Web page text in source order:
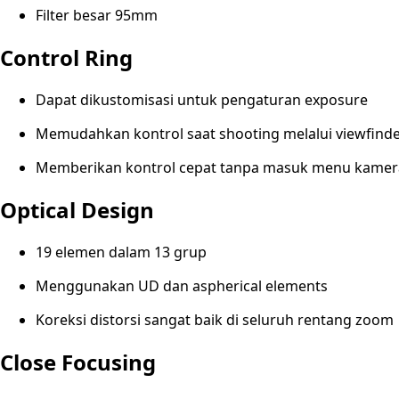
Filter besar 95mm
Control Ring
Dapat dikustomisasi untuk pengaturan exposure
Memudahkan kontrol saat shooting melalui
Memberikan kontrol cepat tanpa masuk menu
Optical Design
19 elemen dalam 13 grup
Menggunakan UD dan aspherical elements
Koreksi distorsi sangat baik di seluruh rentang zoom
Close Focusing